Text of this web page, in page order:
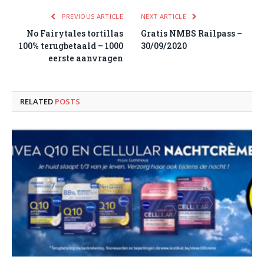
PREVIOUS ARTICLE
No Fairytales tortillas
100% terugbetaald – 1000
eerste aanvragen
NEXT ARTICLE
Gratis NMBS Railpass –
30/09/2020
RELATED POSTS